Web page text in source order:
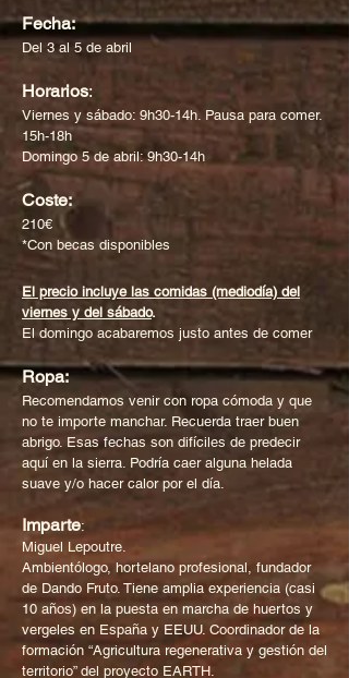
Fecha:
Del 3 al 5 de abril
Horarios:
Viernes y sábado: 9h30-14h. Pausa para comer.
15h-18h
Domingo 5 de abril: 9h30-14h
Coste:
210€
*Con becas disponibles
El precio incluye las comidas (mediodía) del
viernes y del sábado.
El domingo acabaremos justo antes de comer
Ropa:
Recomendamos venir con ropa cómoda y que
no te importe manchar. Recuerda traer buen
abrigo. Esas fechas son difíciles de predecir
aquí en la sierra. Podría caer alguna helada
suave y/o hacer calor por el día.
Imparte:
Miguel Lepoutre.
Ambientólogo, hortelano profesional, fundador
de Dando Fruto. Tiene amplia experiencia (casi
10 años) en la puesta en marcha de huertos y
vergeles en España y EEUU. Coordinador de la
formación “Agricultura regenerativa y gestión del
territorio” del proyecto EARTH.